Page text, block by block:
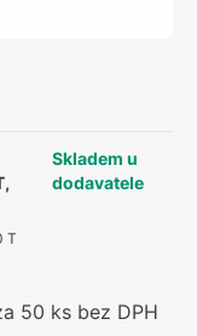
T
Skladem u
dodavatele
50 ks bez DPH